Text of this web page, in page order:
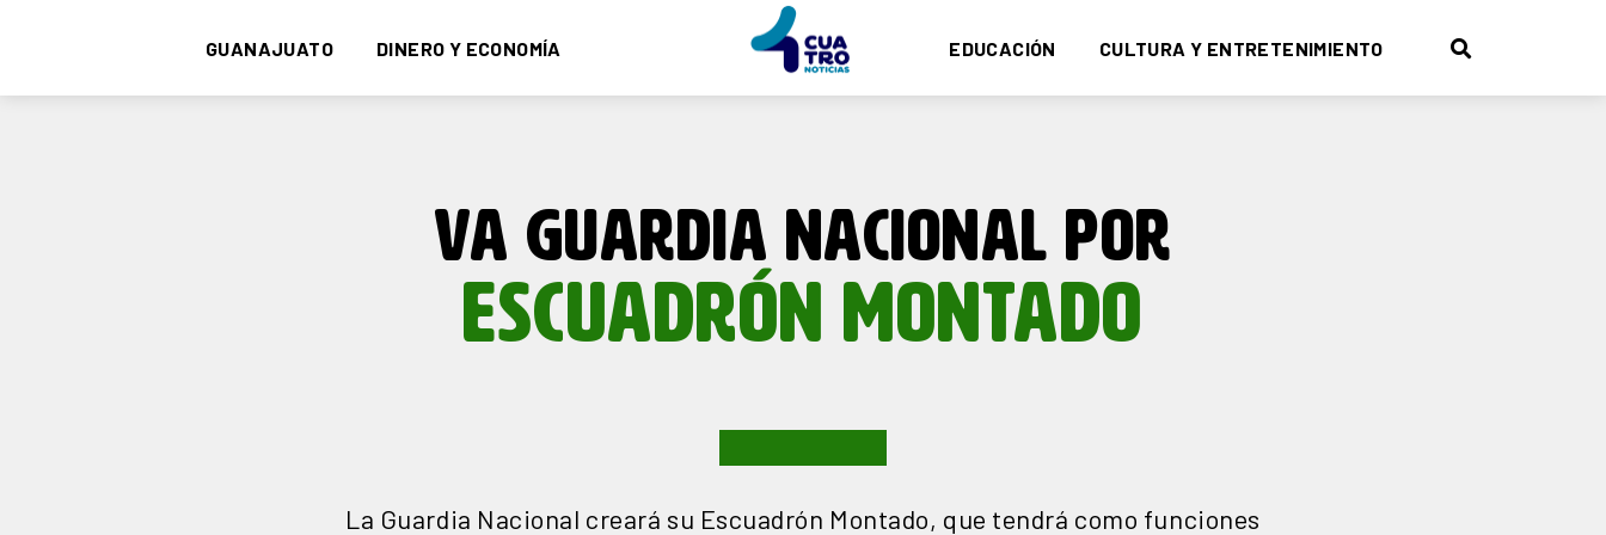
GUANAJUATO DINERO Y ECONOMÍA EDUCACIÓN CULTURA Y ENTRETENIMIENTO
VA GUARDIA NACIONAL POR
ESCUADRÓN MONTADO
La Guardia Nacional creará su Escuadrón Montado, que tendrá como funciones